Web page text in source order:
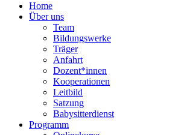
Home
Über uns
Team
Bildungswerke
Träger
Anfahrt
Dozent*innen
Kooperationen
Leitbild
Satzung
Babysitterdienst
Programm